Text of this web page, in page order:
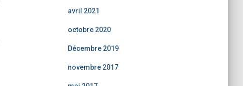
avril 2021
octobre 2020
Décembre 2019
novembre 2017